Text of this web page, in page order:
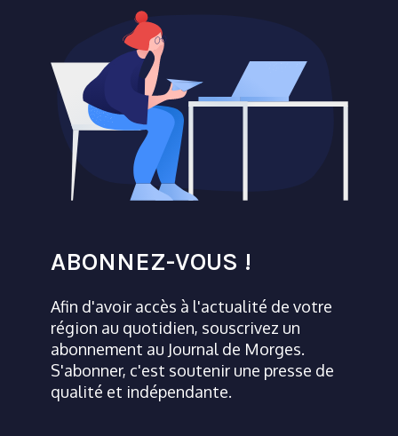
ABONNEZ-VOUS !
Afin d'avoir accès à l'actualité de votre
région au quotidien, souscrivez un
abonnement au Journal de Morges.
S'abonner, c'est soutenir une presse de
qualité et indépendante.